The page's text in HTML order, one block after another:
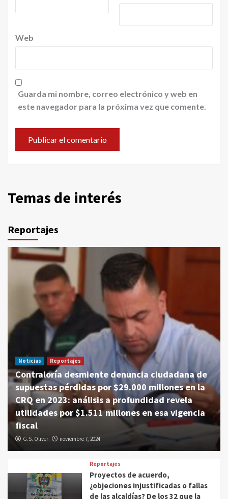
Web
Guarda mi nombre, correo electrónico y web en
este navegador para la próxima vez que comente.
Temas de interés
Reportajes
Noticias Reportajes
Contraloría desmiente denuncia ciudadana de
supuestas pérdidas por $29.000 millones en la
CRQ en 2023: análisis a profundidad revela
utilidades por $1.511 millones en esa vigencia
fiscal
G.S. Oliver noviembre 7, 2024
Reportajes
Proyectos de acuerdo,
¿objeciones injustificadas o fallas
de las alcaldías? De los 32 que la